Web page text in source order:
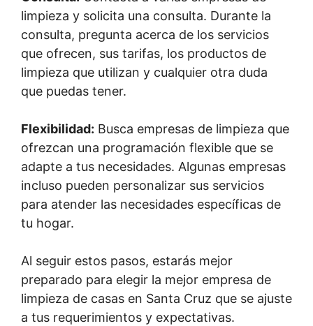
limpieza y solicita una consulta. Durante la
consulta, pregunta acerca de los servicios
que ofrecen, sus tarifas, los productos de
limpieza que utilizan y cualquier otra duda
que puedas tener.
Flexibilidad: Busca empresas de limpieza que
ofrezcan una programación flexible que se
adapte a tus necesidades. Algunas empresas
incluso pueden personalizar sus servicios
para atender las necesidades específicas de
tu hogar.
Al seguir estos pasos, estarás mejor
preparado para elegir la mejor empresa de
limpieza de casas en Santa Cruz que se ajuste
a tus requerimientos y expectativas.